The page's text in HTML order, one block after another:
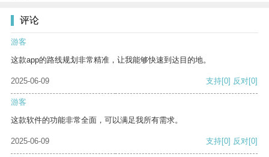
评论
游客
这款app的路线规划非常精准，让我能够快速到达目的地。
2025-06-09 支持[0] 反对[0]
游客
这款软件的功能非常全面，可以满足我所有需求。
2025-06-09 支持[0] 反对[0]